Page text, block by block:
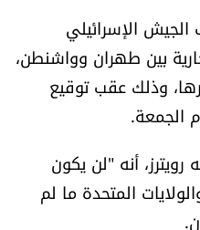
الإسرائيلي
بين طهران وواشنطن،
وذلك عقب توقيع
الجمعة.
أنه "لن يكون
المتحدة ما لم